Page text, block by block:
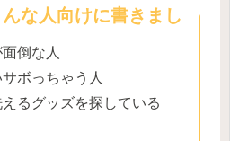
な人向けに書きまし
倒な人
ボっちゃう人
えるグッズを探している